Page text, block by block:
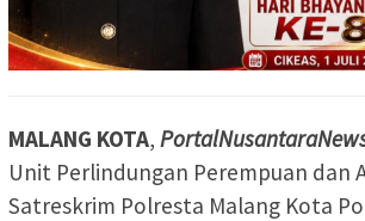
MALANG KOTA,
Unit Perlindungan Perempuan dan
Satreskrim Polresta Malang Kota